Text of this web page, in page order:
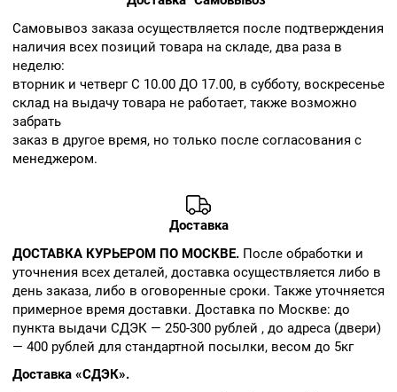
Cамовывоз заказа осуществляется после подтверждения
наличия всех позиций товара на складе, два раза в
неделю:
вторник и четверг С 10.00 ДО 17.00, в субботу, воскресенье
склад на выдачу товара не работает, также возможно
забрать
заказ в другое время, но только после согласования с
менеджером.
Доставка
ДОСТАВКА КУРЬЕРОМ ПО МОСКВЕ. После обработки и
уточнения всех деталей, доставка осуществляется либо в
день заказа, либо в оговоренные сроки. Также уточняется
примерное время доставки. Доставка по Москве: до
пункта выдачи СДЭК — 250-300 рублей , до адреса (двери)
— 400 рублей для стандартной посылки, весом до 5кг
Доставка «СДЭК».